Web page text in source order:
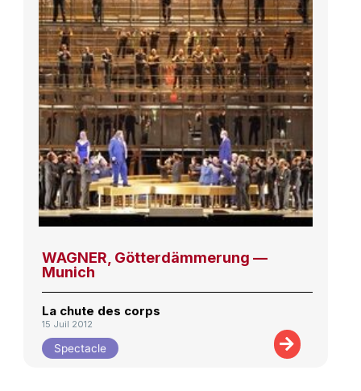
WAGNER, Götterdämmerung —
Munich
La chute des corps
15 Juil 2012
Spectacle